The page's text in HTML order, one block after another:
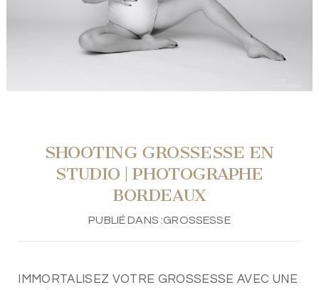
SHOOTING GROSSESSE EN
STUDIO | PHOTOGRAPHE
BORDEAUX
PUBLIÉ DANS :GROSSESSE
IMMORTALISEZ VOTRE GROSSESSE AVEC UNE